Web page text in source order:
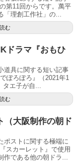
第11回からです。萬平
「理創工作社」の...
む
ドラマ『おもひ
道具に関する短い記事
ぽろぽろ』（2021年1
タエ子が自...
む
（大阪制作の朝ド
ポストに関する極端に
スカーレット』で使用
作である他の朝ドラ...